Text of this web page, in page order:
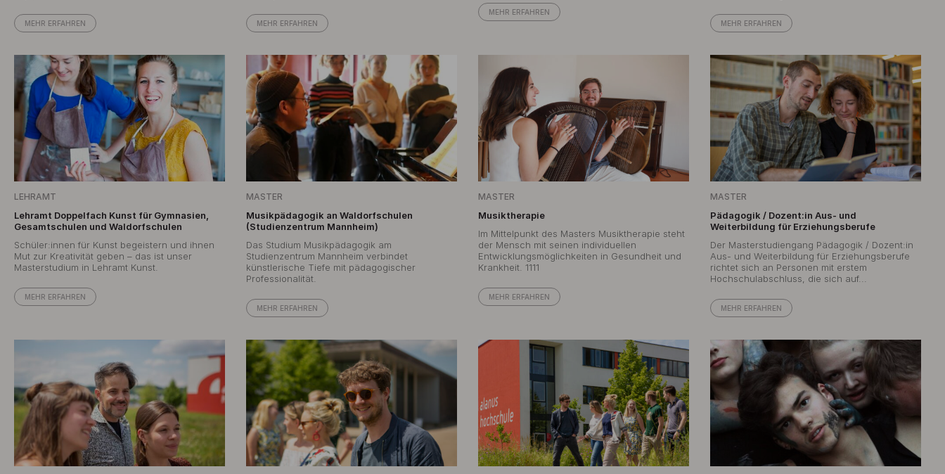
MEHR ERFAHREN MEHR ERFAHREN
MEHR ERFAHREN
MEHR ERFAHREN
LEHRAMT
Lehramt Doppelfach Kunst für Gymnasien,
Gesamtschulen und Waldorfschulen
Schüler:innen für Kunst begeistern und ihnen
Mut zur Kreativität geben – das ist unser
Masterstudium in Lehramt Kunst.
MEHR ERFAHREN
MASTER
Musikpädagogik an Waldorfschulen
(Studienzentrum Mannheim)
Das Studium Musikpädagogik am
Studienzentrum Mannheim verbindet
künstlerische Tiefe mit pädagogischer
Professionalität.
MEHR ERFAHREN
MASTER
Musiktherapie
Im Mittelpunkt des Masters Musiktherapie steht
der Mensch mit seinen individuellen
Entwicklungsmöglichkeiten in Gesundheit und
Krankheit. 1111
MEHR ERFAHREN
MASTER
Pädagogik / Dozent:in Aus- und
Weiterbildung für Erziehungsberufe
Der Masterstudiengang Pädagogik / Dozent:in
Aus- und Weiterbildung für Erziehungsberufe
richtet sich an Personen mit erstem
Hochschulabschluss, die sich auf...
MEHR ERFAHREN